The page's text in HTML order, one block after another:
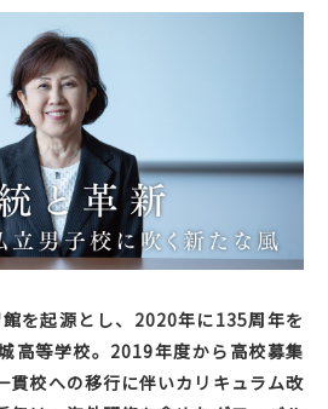
を起源とし、2020年に135周年を
高等学校。2019年度から高校募集
貫校への移行に伴いカリキュラム改